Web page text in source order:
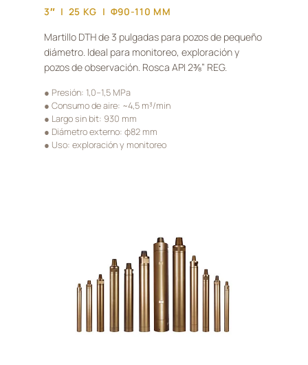
3″ | 25 KG | Φ90-110 MM
Martillo DTH de 3 pulgadas para pozos de pequeño
diámetro. Ideal para monitoreo, exploración y
pozos de observación. Rosca API 2⅜” REG.
● Presión: 1,0–1,5 MPa
● Consumo de aire: ~4,5 m³/min
● Largo sin bit: 930 mm
● Diámetro externo: φ82 mm
● Uso: exploración y monitoreo